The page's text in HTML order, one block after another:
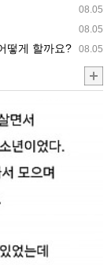
08.05
08.05
08.05
떻게 할까요?